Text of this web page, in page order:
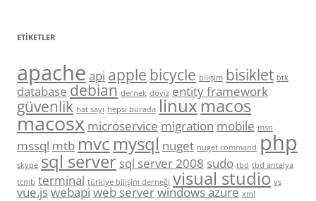
ETIKETLER
apache api apple bicycle bilişim bisiklet btk
database debian dernek döviz entity framework
güvenlik hat sayı hepsi burada linuxmacos
macosx microservice migration mobile msn
mssql mtb mvc mysql nuget nuget command php
skype sql server sql server 2008 sudo tbd tbd antalya
tcmb terminal türkiye bilişim derneği visual studio vs
vue.jswebapiweb serverwindows azure xml